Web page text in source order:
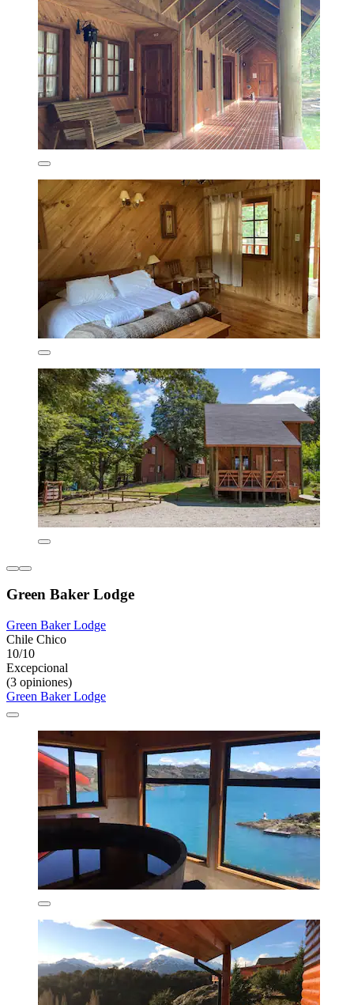
Green Baker Lodge
Green Baker Lodge
Chile Chico
10/10
Excepcional
(3 opiniones)
Green Baker Lodge